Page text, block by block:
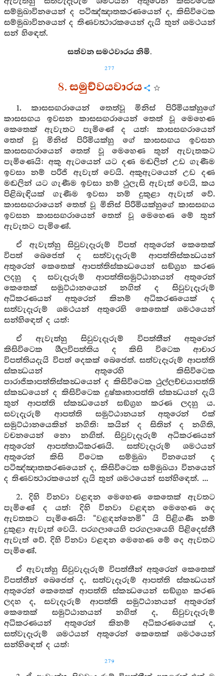
සම්මුඛාවිනයෙන් ද පටිඤ්ඤාතකරණයෙන් ද, කිසිවිටෙක
සම්මුඛාවිනයෙන් ද තිණවත්‍ථාරකයෙන් දැයි තුන් ශමථයන්
සන් හිඳෙත්.
සත්වන සමථවාරය නිමි.
277
8. සමුච්වයවාරය
1. කාසසඟරායෙන් තෙත්වූ මිනිස් පිරිමියක්හුගේ
කාසසඟය ඉවසන කාසසඟරායෙන් තෙත් වූ මෙහෙණ
කෙතෙක් ඇවැතට පැමිණේ ද යත්: කාසසඟරායෙන්
තෙත් වූ මිනිස් පිරිමියක්හු ගේ කාසසඟය ඉවසන
කාසසඟරායෙන් තෙත් වූ මෙහෙණ තුන් ඇවැතකට
පැමිණෙයි: අකු ඇටයෙන් යට දණ මඬලින් උඩ ගැණීම
ඉවසා නම් පරිජි ඇවැත් වෙයි. අකුඇටයෙන් උඩ දණ
මඬලින් යට ගැණීම ඉවසා නම් ථුලැසි ඇවැත් වෙයි, කය
පිළිබැඳියක් ගැණීම ඉවසා නම් දුකුළා ඇවැත් වේ.
කාසසඟරායෙන් තෙත් වූ මිනිස් පිරිමියක්හුගේ කාසසඟය
ඉවසන කාසසඟරායෙන් තෙත් වූ මෙහෙණ මේ තුන්
ඇවැතට පැමිණේ.
ඒ ඇවැත්හු සිවුවැදෑරුම් විපත් අතුරෙන් කෙතෙක්
විපත් බෙජෙත් ද සත්වැදෑරුම් ආපත්තිස්කන්‍ධයන්
අතුරෙන් කෙතෙක් ආපත්තිස්කන්‍ධයෙන් සඞ්ග්‍රහ කරණ
ලදහු ද සවැදෑරුම් ආපත්තිසමුට්ඨානයන් අතුරෙන්
කෙතෙක් සමුට්ඨානයෙන් නගිත් ද සිවුවැදෑරුම්
අධිකරණයන් අතුරෙන් කිනම් අධිකරණයෙක් ද
සත්වැදෑරුම් ශමථයන් අතුරෙහි කෙතෙක් ශමථයෙන්
සන්හිඳෙත් ද යත්:
ඒ ඇවැත්හු සිවුවැදෑරුම් විපත්තීන් අතුරෙන්
කිසිවිටෙක ශීලවිපත්තිය ද කිසි විටෙක ආචාර
විපත්තියදැයි විපත් දෙකක් බෙජෙත්. සත්වැදෑරුම් ආපත්ති
ස්කන්‍ධයන් අතුරෙහි කිසිවිටෙක
පාරාජිකාපත්තිස්කන්‍ධයෙන් ද කිසිවිටෙක ථුල්ලච්චයාපත්ති
ස්කන්‍ධයෙන් ද කිසිවිටෙක දුෂ්කෘතාපත්ති ස්කන්‍ධයන් දැයි
තුන් ආපත්ති ස්කන්‍ධයෙන් සඞ්ග්‍රහ කරණ ලදහු ය.
සවැදැරුම් ආපත්ති සමුට්ඨානයන් අතුරෙන් එක්
සමුට්ඨානයෙකින් නගිති: කයින් ද සිතින් ද නගිති,
වචනයෙන් නො නඟිත්. සිවුවැදෑරුම් අධිකරණයන්
අතුරෙන් ආපත්තාධිකරණයි. සත්වැදෑරුම් ශමථයන්
අතුරෙන් කිසි විටෙක සම්මුඛා විනයෙන් ද
පටිඤ්ඤාතකරණයෙන් ද, කිසිවිටෙක සම්මුඛයා විනයෙන්
ද තිණවත්‍ථාරකයෙන් දැයි තුන් ශමථයෙන් සන්හිඳෙත්. ...
2. දිහි විනවා වළඳන මෙහෙණ කෙතෙක් ඇවතට
පැමිණේ ද යත්: දිහි විනවා වළඳන මෙහෙණ දෙ
ඇවතකට පැමිණෙයි: “වළඳන්නෙමි” යි පිළිගණී නම්
දුකුළා ඇවැත් වෙයි. පරගලායෙහි පරගලායෙහි පිළිදෙස්නී
ඇවැත් වේ. දිහි විනවා වළඳන මෙහෙණ මේ දෙ ඇවතට
පැමිණේ.
ඒ ඇවැත්හු සිවුවැදෑරුම් විපත්තීන් අතුරෙන් කෙතෙක්
විපත්තීන් බෙජෙත් ද, සත්වැදෑරුම් ආපත්ති ස්කන්‍ධයන්
අතුරෙන් කෙතෙක් ආපත්ති ස්කන්‍ධයෙන් සඞ්ග්‍රහ කරණ
ලදහ ද, සවැදෑරුම් ආපත්ති සමුට්ඨානයන් අතුරෙන්
කෙතෙක් සමුට්ඨානයන් නගිත් ද, සිවුවැදෑරුම්
අධිකරණයන් අතුරෙන් කිනම් අධිකරණයෙක් ද,
සත්වැදෑරුම් ශමථයන් අතුරෙන් කෙතෙක් ශමථයෙන්
සන්හිඳෙත් ද යත්:
279